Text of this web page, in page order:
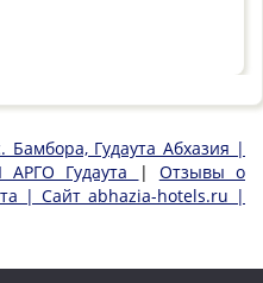
Бамбора, Гудаута Абхазия |
Гудаута | Отзывы о
| Сайт abhazia-hotels.ru |